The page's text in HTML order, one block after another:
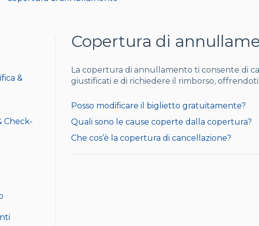
Copertura di
La copertura di annullamento ti consente di
giustificati e di richiedere il rimborso, offrendoti
Posso modificare il biglietto gratuitamente?
Quali sono le cause coperte dalla copertura?
Che cos’è la copertura di cancellazione?
&
Check-